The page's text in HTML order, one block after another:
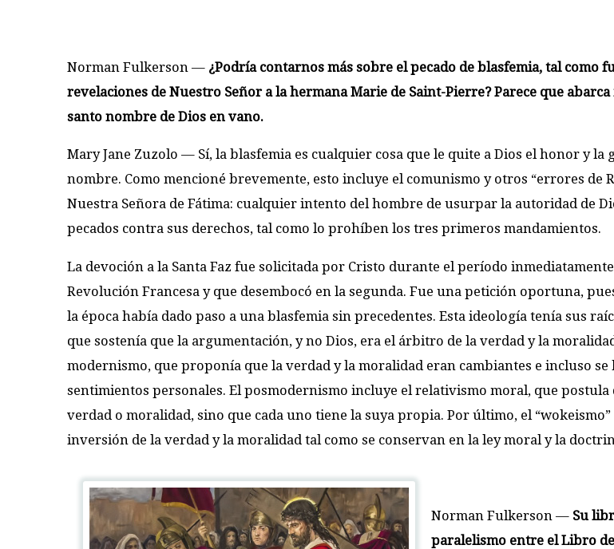
Norman Fulkerson — ¿Podría contarnos más sobre el pecado de blasfemia, tal como
revelaciones de Nuestro Señor a la hermana Marie de Saint-Pierre? Parece que
santo nombre de Dios en vano.
Mary Jane Zuzolo — Sí, la blasfemia es cualquier cosa que le quite a Dios el honor y la
nombre. Como mencioné brevemente, esto incluye el comunismo y otros “errores de
Nuestra Señora de Fátima: cualquier intento del hombre de usurpar la autoridad de
pecados contra sus derechos, tal como lo prohíben los tres primeros mandamientos.
La devoción a la Santa Faz fue solicitada por Cristo durante el período
Revolución Francesa y que desembocó en la segunda. Fue una petición oportuna,
la época había dado paso a una blasfemia sin precedentes. Esta ideología tenía sus
que sostenía que la argumentación, y no Dios, era el árbitro de la verdad y la
modernismo, que proponía que la verdad y la moralidad eran cambiantes e incluso se
sentimientos personales. El posmodernismo incluye el relativismo moral, que postula
verdad o moralidad, sino que cada uno tiene la suya propia. Por último, el
inversión de la verdad y la moralidad tal como se conservan en la ley moral y la
Norman Fulkerson — Su
paralelismo entre el Libro